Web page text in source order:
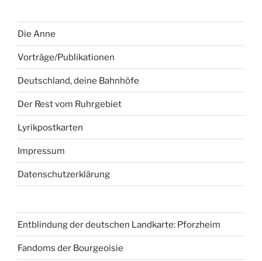
Die Anne
Vorträge/Publikationen
Deutschland, deine Bahnhöfe
Der Rest vom Ruhrgebiet
Lyrikpostkarten
Impressum
Datenschutzerklärung
Entblindung der deutschen Landkarte: Pforzheim
Fandoms der Bourgeoisie